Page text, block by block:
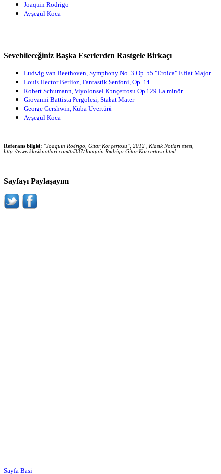
Joaquin Rodrigo
Ayşegül Koca
Sevebileceğiniz Başka Eserlerden Rastgele Birkaçı
Ludwig van Beethoven, Symphony No. 3 Op. 55 "Eroica" E flat Major
Louis Hector Berlioz, Fantastik Senfoni, Op. 14
Robert Schumann, Viyolonsel Konçertosu Op.129 La minör
Giovanni Battista Pergolesi, Stabat Mater
George Gershwin, Küba Uvertürü
Ayşegül Koca
Referans bilgisi: "Joaquin Rodrigo, Gitar Konçertosu", 2012 , Klasik Notları sitesi,
http://www.klasiknotlari.com/tr/337/Joaquin Rodrigo Gitar Koncertosu.html
Sayfayı Paylaşayım
Sayfa Basi